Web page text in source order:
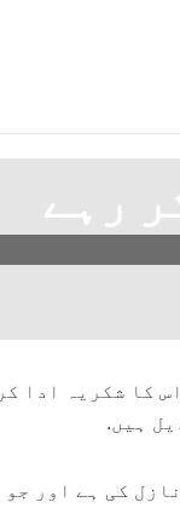
رہے
کا شکریہ ادا
ہیں.
کی ہے اور جو